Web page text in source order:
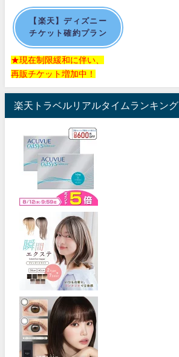
【楽天】ディズニー
チケット確約プラン
★現在制限緩和に伴い、
再販チケット増加中！
楽天トラベルリアルタイムランキング